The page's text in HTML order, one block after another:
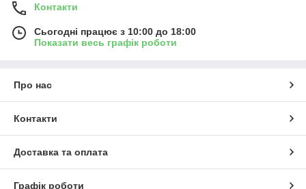
Контакти
Сьогодні працює з 10:00 до 18:00
Показати весь графік роботи
Про нас
Контакти
Доставка та оплата
Графік роботи